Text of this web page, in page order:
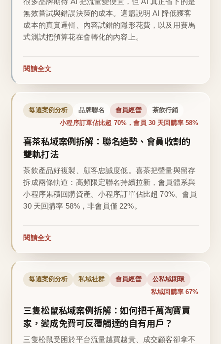
無效嘗試與錯誤決策的成本。這篇說明 AI 降低獲客
成本的真實邏輯、內容試錯的隱形花費，以及用賽馬
式測試把預算花在會轉化的內容上。
閱讀全文
每週案例分析 品牌聯名 會員經營 茶飲行銷
小程序訂單佔比超 70%，會員 30 天回購率 58%
喜茶私域案例拆解：聯名造勢、會員收割的
雙軌打法
茶飲產品好複製、顧客忠誠度低。喜茶把聲量與留存
拆成兩條軌道：高頻限定聯名持續拉新，會員體系與
小程序累積回購資產。小程序訂單佔比超 70%、會員
30 天回購率 58%，非會員僅 22%。
閱讀全文
每週案例分析 私域社群 會員經營 公私域閉環
私域回購率 67%
三隻松鼠私域案例拆解：如何把千萬淘寶買
家，變成免費可反覆觸達的自有用戶？
三隻松鼠受困於平台流量越買越貴、成交顧客卻拿不